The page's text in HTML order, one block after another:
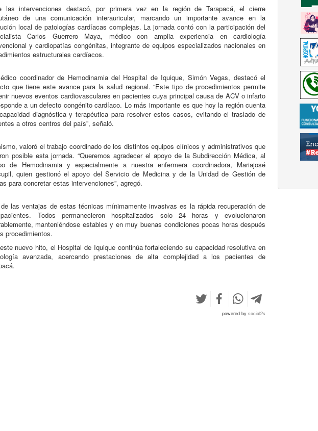
las intervenciones destacó, por primera vez en la región de Tarapacá, el cierre
de una comunicación interauricular, marcando un importante avance en la
local de patologías cardíacas complejas. La jornada contó con la participación del
Carlos Guerrero Maya, médico con amplia experiencia en cardiología
y cardiopatías congénitas, integrante de equipos especializados nacionales en
estructurales cardíacos.
coordinador de Hemodinamia del Hospital de Iquique, Simón Vegas, destacó el
que tiene este avance para la salud regional. “Este tipo de procedimientos permite
nuevos eventos cardiovasculares en pacientes cuya principal causa de ACV o infarto
a un defecto congénito cardíaco. Lo más importante es que hoy la región cuenta
diagnóstica y terapéutica para resolver estos casos, evitando el traslado de
a otros centros del país”, señaló.
valoró el trabajo coordinado de los distintos equipos clínicos y administrativos que
posible esta jornada. “Queremos agradecer el apoyo de la Subdirección Médica, al
de Hemodinamia y especialmente a nuestra enfermera coordinadora, Mariajosé
quien gestionó el apoyo del Servicio de Medicina y de la Unidad de Gestión de
para concretar estas intervenciones”, agregó.
las ventajas de estas técnicas mínimamente invasivas es la rápida recuperación de
Todos permanecieron hospitalizados solo 24 horas y evolucionaron
manteniéndose estables y en muy buenas condiciones pocas horas después
procedimientos.
nuevo hito, el Hospital de Iquique continúa fortaleciendo su capacidad resolutiva en
avanzada, acercando prestaciones de alta complejidad a los pacientes de
powered bysocial2s